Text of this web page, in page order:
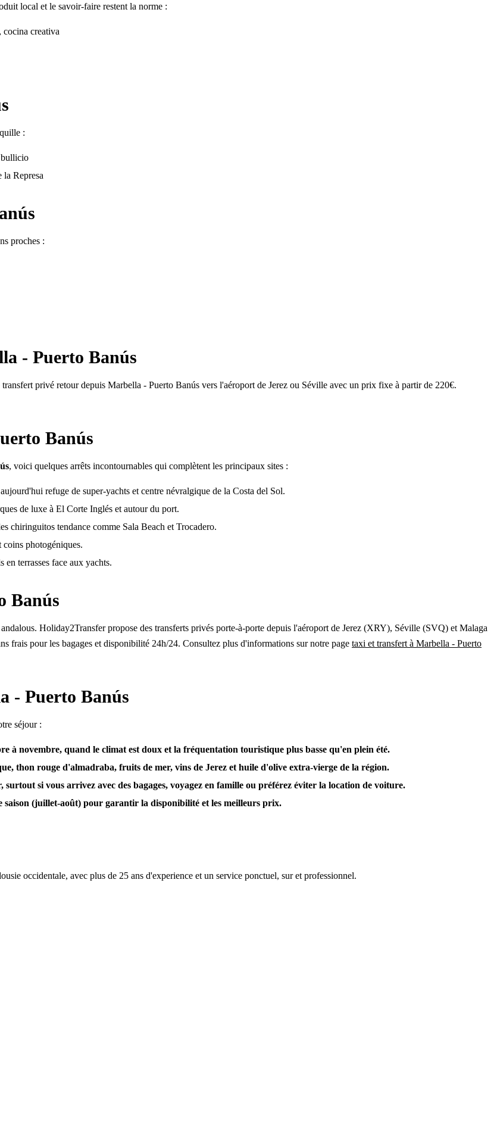
local et le savoir-faire restent la norme :
creativa
:
bullicio
Represa
proches :
- Puerto Banús
privé retour depuis Marbella - Puerto Banús vers l'aéroport de Jerez ou Séville avec un prix fixe à partir de 220€.
Banús
, voici quelques arrêts incontournables qui complètent les principaux sites :
refuge de super-yachts et centre névralgique de la Costa del Sol.
de luxe à El Corte Inglés et autour du port.
chiringuitos tendance comme Sala Beach et Trocadero.
photogéniques.
terrasses face aux yachts.
Banús
Holiday2Transfer propose des transferts privés porte-à-porte depuis l'aéroport de Jerez (XRY), Séville (SVQ) et Malaga
frais pour les bagages et disponibilité 24h/24. Consultez plus d'informations sur notre page taxi et transfert à Marbella - Puerto
- Puerto Banús
séjour :
à novembre, quand le climat est doux et la fréquentation touristique plus basse qu'en plein été.
thon rouge d'almadraba, fruits de mer, vins de Jerez et huile d'olive extra-vierge de la région.
si vous arrivez avec des bagages, voyagez en famille ou préférez éviter la location de voiture.
saison (juillet-août) pour garantir la disponibilité et les meilleurs prix.
occidentale, avec plus de 25 ans d'experience et un service ponctuel, sur et professionnel.